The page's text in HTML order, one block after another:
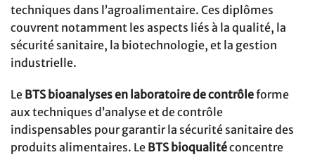
techniques dans l’agroalimentaire. Ces diplômes
couvrent notamment les aspects liés à la qualité, la
sécurité sanitaire, la biotechnologie, et la gestion
industrielle.
Le BTS bioanalyses en laboratoire de contrôleforme
aux techniques d’analyse et de contrôle
indispensables pour garantir la sécurité sanitaire des
produits alimentaires. Le BTS bioqualitéconcentre